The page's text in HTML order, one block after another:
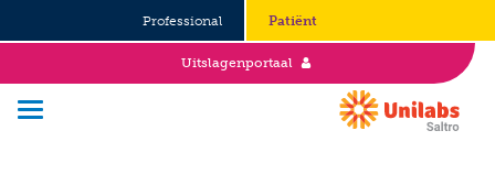
Professional Patiënt
Uitslagenportaal